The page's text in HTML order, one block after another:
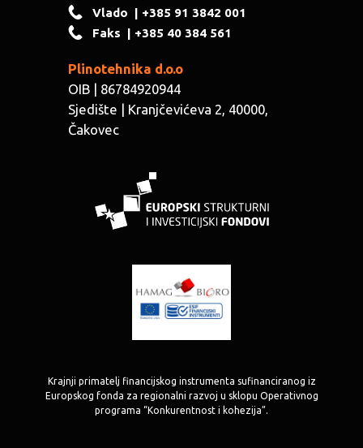
Vlado | +385 91 3842 001
Faks | +385 40 384 561
Plinotehnika d.o.o
OIB | 86784920944
Sjedište | ​Kranjčevićeva 2, 40000,
Čakovec
Krajnji primatelj financijskog instrumenta sufinanciranog iz
Europskog fonda za regionalni razvoj u sklopu Operativnog
programa “Konkurentnost i kohezija”.